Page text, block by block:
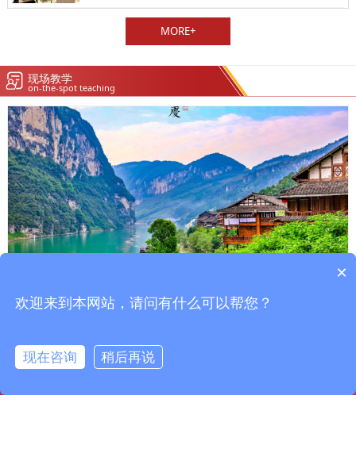
MORE+
现场教学
on-the-spot teaching
×
欢迎来到本网站，请问有什么可以帮您？
现在咨询 稍后再说